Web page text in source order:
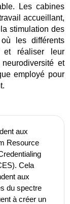
Les cabines
accueillant,
stimulation des
les différents
et réaliser leur
et
employé pour
aux
Resource
Cela
aux
du spectre
à créer un